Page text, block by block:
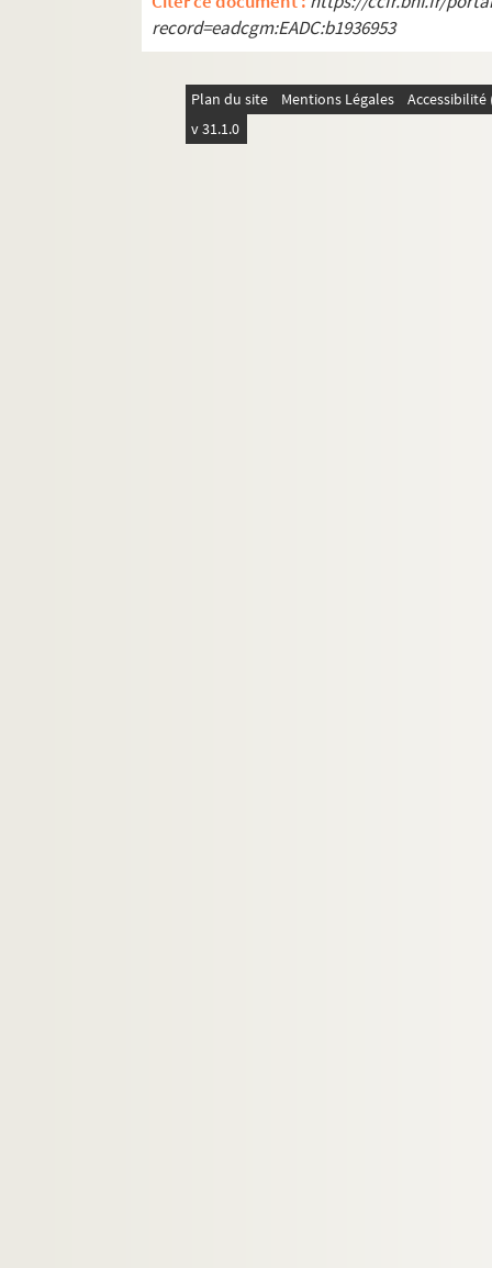
record=eadcgm:EADC:b1936953
Plan du site Mentions Légales
v 31.1.0